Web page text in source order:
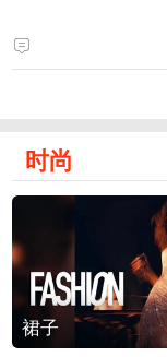
时尚
裙子